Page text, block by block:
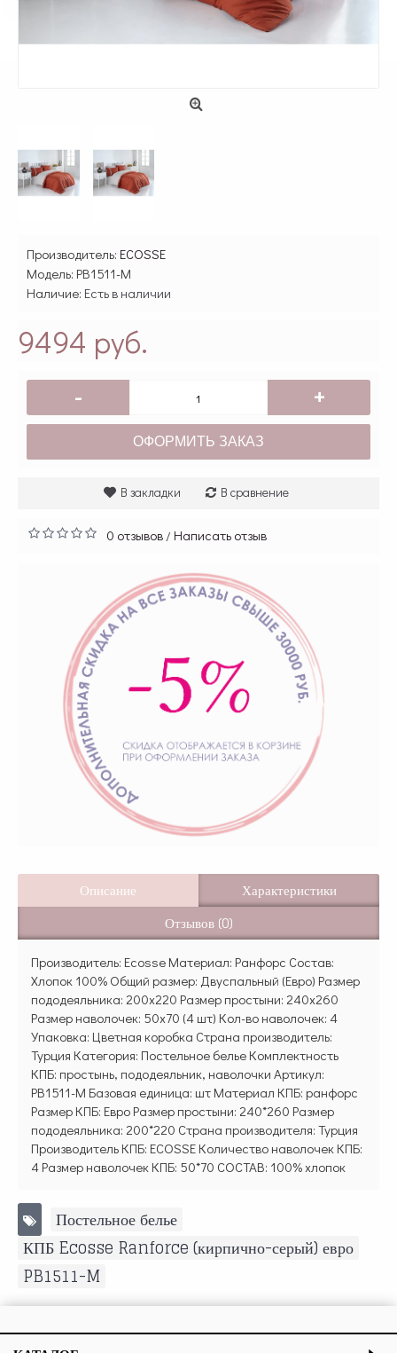
Производитель: ECOSSE
Модель: PB1511-M
Наличие: Есть в наличии
9494 руб.
- +
ОФОРМИТЬ ЗАКАЗ
В закладки В сравнение
0 отзывов/ Написать отзыв
Описание
Характеристики
Отзывов (0)
Производитель: Ecosse Материал: Ранфорс Состав:
Хлопок 100% Общий размер: Двуспальный (Евро) Размер
пододеяльника: 200х220 Размер простыни: 240х260
Размер наволочек: 50х70 (4 шт) Кол-во наволочек: 4
Упаковка: Цветная коробка Страна производитель:
Турция Категория: Постельное белье Комплектность
КПБ: простынь, пододеяльник, наволочки Артикул:
PB1511-M Базовая единица: шт Материал КПБ: ранфорс
Размер КПБ: Евро Размер простыни: 240*260 Размер
пододеяльника: 200*220 Страна производителя: Турция
Производитель КПБ: ECOSSE Количество наволочек КПБ:
4 Размер наволочек КПБ: 50*70 СОСТАВ: 100% хлопок
Постельное белье
КПБ Ecosse Ranforce (кирпично-серый) евро
PB1511-M